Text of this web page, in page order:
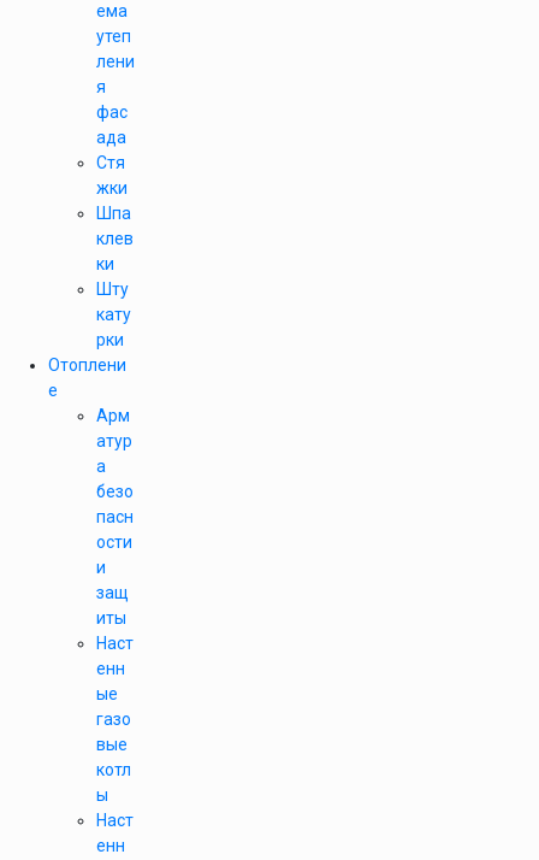
ема
утеп
лени
я
фас
ада
Стя
жки
Шпа
клев
ки
Шту
кату
рки
Отоплени
е
Арм
атур
а
безо
пасн
ости
и
защ
иты
Наст
енн
ые
газо
вые
котл
ы
Наст
енн